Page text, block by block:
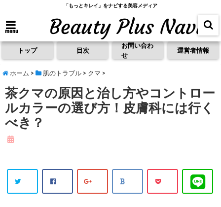
「もっとキレイ」をナビする美容メディア
menu
トップ 目次
お問い合わ
せ
運営者情報
ホーム > 肌のトラブル > クマ >
茶クマの原因と治し方やコントロー
ルカラーの選び方！皮膚科には行く
べき？